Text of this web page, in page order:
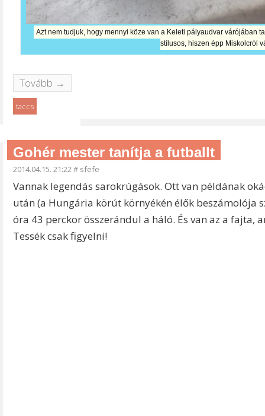
Azt nem tudjuk, hogy mennyi köze van a Keleti pályaudvar várójában
stílusos, hiszen épp Miskolcról
Tovább →
taccs
Gohér mester tanítja a futballt
2014.04.15. 21:22# sfefe
Vannak legendás sarokrúgások. Ott van példának
után (a Hungária körút környékén élők
óra 43 perckor összerándul a háló. És van az a fajta,
Tessék csak figyelni!